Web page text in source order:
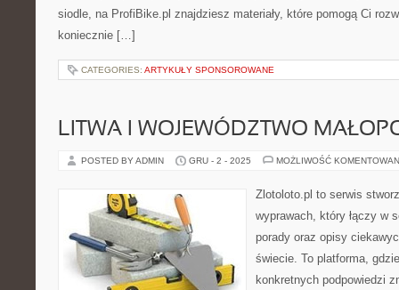
siodle, na ProfiBike.pl znajdziesz materiały, które pomogą Ci
koniecznie […]
CATEGORIES: ARTYKUŁY SPONSOROWANE
LITWA I WOJEWÓDZTWO
POSTED BY ADMIN GRU - 2 - 2025 MOŻLIWOŚĆ
Zlotoloto.pl to serwis
wyprawach, który łączy w
porady oraz opisy
świecie. To platforma,
konkretnych podpowiedzi